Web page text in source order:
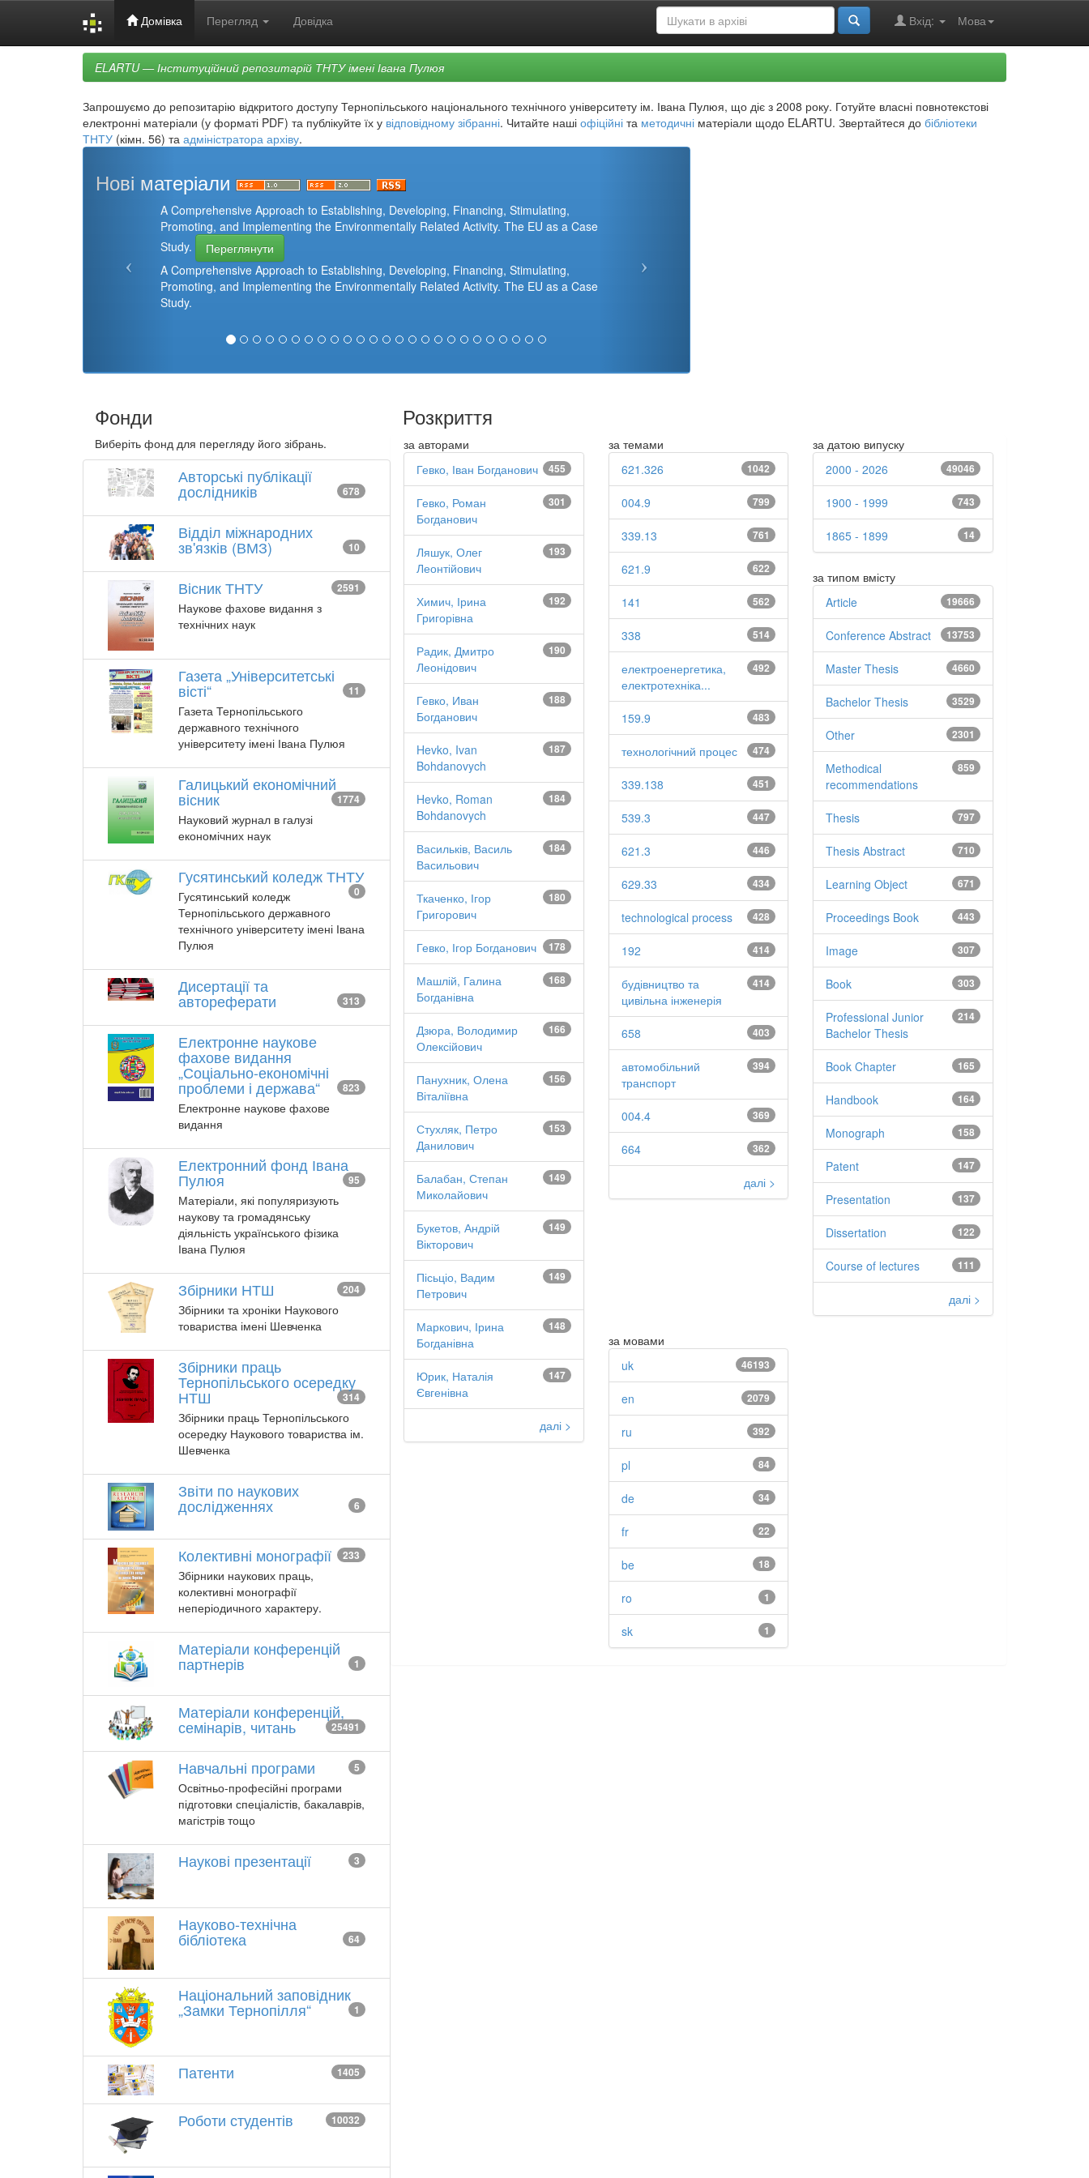
Домівка Перегляд Довідка Мова
Вхід:
ELARTU — Інституційний репозитарій ТНТУ імені Івана Пулюя
Запрошуємо до репозитарію відкритого доступу Тернопільського національного технічного університету ім. Івана Пулюя, що діє з 2008 року. Готуйте власні повнотекстові
електронні матеріали (у форматі PDF) та публікуйте їх у відповідному зібранні. Читайте наші офіційні та методичні матеріали щодо ELARTU. Звертайтеся до бібліотеки
ТНТУ (кімн. 56) та адміністратора архіву.
Нові матеріали
A Comprehensive Approach to Establishing, Developing, Financing, Stimulating,
Promoting, and Implementing the Environmentally Related Activity. The EU as a Case
Study.
Переглянути
A Comprehensive Approach to Establishing, Developing, Financing, Stimulating,
Promoting, and Implementing the Environmentally Related Activity. The EU as a Case
Study.
Фонди
Виберіть фонд для перегляду його зібрань.
Авторські публікації
дослідників 678
Відділ міжнародних
зв'язків (ВМЗ) 10
Вісник ТНТУ 2591
Наукове фахове видання з
технічних наук
Газета „Університетські
вісті“ 11
Газета Тернопільського
державного технічного
університету імені Івана Пулюя
Галицький економічний
вісник 1774
Науковий журнал в галузі
економічних наук
Гусятинський коледж ТНТУ
0
Гусятинський коледж
Тернопільського державного
технічного університету імені Івана
Пулюя
Дисертації та
автореферати 313
Електронне наукове
фахове видання
„Соціально-економічні
проблеми і держава“ 823
Електронне наукове фахове
видання
Електронний фонд Івана
Пулюя 95
Матеріали, які популяризують
наукову та громадянську
діяльність українського фізика
Івана Пулюя
Збірники НТШ 204
Збірники та хроніки Наукового
товариства імені Шевченка
Збірники праць
Тернопільського осередку
НТШ 314
Збірники праць Тернопільського
осередку Наукового товариства ім.
Шевченка
Звіти по наукових
дослідженнях 6
Колективні монографії 233
Збірники наукових праць,
колективні монографії
неперіодичного характеру.
Матеріали конференцій
партнерів 1
Матеріали конференцій,
семінарів, читань 25491
Навчальні програми 5
Освітньо-професійні програми
підготовки спеціалістів, бакалаврів,
магістрів тощо
Наукові презентації 3
Науково-технічна
бібліотека 64
Національний заповідник
„Замки Тернопілля“ 1
Патенти 1405
Роботи студентів 10032
Розкриття
за авторами
455
Гевко, Іван Богданович
301
Гевко, Роман
Богданович
193
Ляшук, Олег
Леонтійович
192
Химич, Ірина
Григорівна
190
Радик, Дмитро
Леонідович
188
Гевко, Иван
Богданович
187
Hevko, Ivan
Bohdanovych
184
Hevko, Roman
Bohdanovych
184
Васильків, Василь
Васильович
180
Ткаченко, Ігор
Григорович
178
Гевко, Ігор Богданович
168
Машлій, Галина
Богданівна
166
Дзюра, Володимир
Олексійович
156
Панухник, Олена
Віталіївна
153
Стухляк, Петро
Данилович
149
Балабан, Степан
Миколайович
149
Букетов, Андрій
Вікторович
149
Пісьціо, Вадим
Петрович
148
Маркович, Ірина
Богданівна
147
Юрик, Наталія
Євгенівна
далі >
за темами
1042
621.326
799
004.9
761
339.13
622
621.9
562
141
514
338
492
електроенергетика,
електротехніка...
483
159.9
474
технологічний процес
451
339.138
447
539.3
446
621.3
434
629.33
428
technological process
414
192
414
будівництво та
цивільна інженерія
403
658
394
автомобільний
транспорт
369
004.4
362
664
далі >
за датою випуску
49046
2000 - 2026
743
1900 - 1999
14
1865 - 1899
за типом вмісту
19666
Article
13753
Conference Abstract
4660
Master Thesis
3529
Bachelor Thesis
2301
Other
859
Methodical
recommendations
797
Thesis
710
Thesis Abstract
671
Learning Object
443
Proceedings Book
307
Image
303
Book
214
Professional Junior
Bachelor Thesis
165
Book Chapter
164
Handbook
158
Monograph
147
Patent
137
Presentation
122
Dissertation
111
Course of lectures
далі >
за мовами
46193
uk
2079
en
392
ru
84
pl
34
de
22
fr
18
be
1
ro
1
sk